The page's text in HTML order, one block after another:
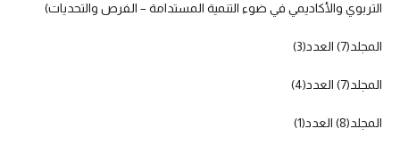
التربوي والأكاديمي في ضوء التنمية المستدامة – الفرص والتحديات)
المجلد(7) العدد(3)
المجلد(7) العدد(4)
المجلد(8) العدد(1)